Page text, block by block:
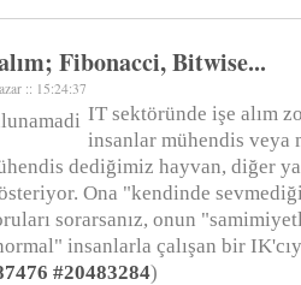
Fibonacci, Bitwise...
:: 15:24:37
IT sektöründe işe alım
insanlar mühendis veya
dediğimiz hayvan, diğer
Ona "kendinde
sorarsanız, onun
insanlarla çalışan bir
#20483284)